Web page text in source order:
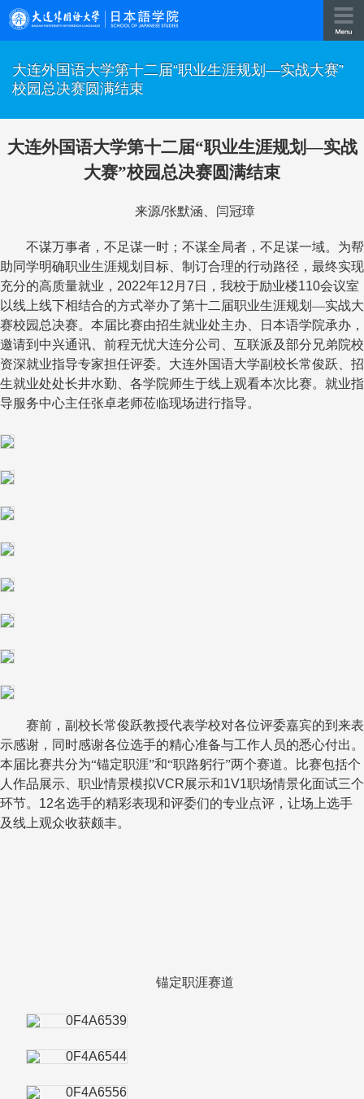
大连外国语大学第十二届“职业生涯规划—实战大赛”
校园总决赛圆满结束
大连外国语大学第十二届“职业生涯规划—实战
大赛”校园总决赛圆满结束
来源/张默涵、闫冠璋
不谋万事者，不足谋一时；不谋全局者，不足谋一域。为帮
助同学明确职业生涯规划目标、制订合理的行动路径，最终实现
充分的高质量就业， 2022年12 月 7 日，我校于励业楼110会议室
以线上线下相结合的方式举办了第十二届职业生涯规划—实战大
赛校园总决赛。本届比赛由招生就业处主办、日本语学院承办，
邀请到中兴通讯、前程无忧大连分公司、互联派及部分兄弟院校
资深就业指导专家担任评委。大连外国语大学副校长常俊跃、招
生就业处处长井水勤、各学院师生于线上观看本次比赛。就业指
导服务中心主任张卓老师莅临现场进行指导。
赛前，副校长常俊跃教授代表学校对各位评委嘉宾的到来表
示感谢，同时感谢各位选手的精心准备与工作人员的悉心付出。
本届比赛共分为“锚定职涯”和“职路躬行”两个赛道。比赛包括个
人作品展示、职业情景模拟VCR展示和1V1职场情景化面试三个
环节。 12名选手的精彩表现和评委们的专业点评，让场上选手
及线上观众收获颇丰。
锚定职涯赛道